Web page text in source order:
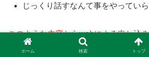
じっくり話すなんて事をやっていら
このような内容からwebによる申し込
時代にもつながった。
ホーム 検索 トップ